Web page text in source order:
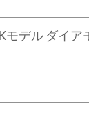
デル ダイア